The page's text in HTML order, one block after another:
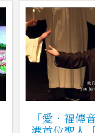
「愛‧福傳